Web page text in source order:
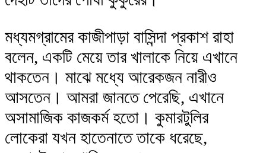
মধ্যমগ্রামের কাজীপাড়া বাসিন্দা প্রকাশ রাহা
বলেন, একটি মেয়ে তার খালাকে নিয়ে এখানে
থাকতেন। মাঝে মধ্যে আরেকজন নারীও
আসতেন। আমরা জানতে পেরেছি, এখানে
অসামাজিক কাজকর্ম হতো। কুমারটুলির
লোকেরা যখন হাতেনাতে তাকে ধরেছে,